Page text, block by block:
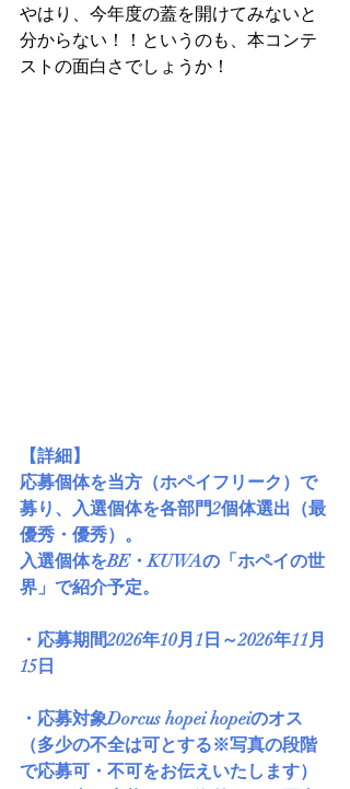
やはり、今年度の蓋を開けてみないと
分からない！！というのも、本コンテ
ストの面白さでしょうか！
【詳細】
応募個体を当方（ホペイフリーク）で
募り、入選個体を各部門2個体選出（最
優秀・優秀）。
入選個体をBE・KUWAの「ホペイの世
界」で紹介予定。
・応募期間2026年10月1日～2026年11月
15日
・応募対象Dorcus hopei hopeiのオス
（多少の不全は可とする※写真の段階
で応募可・不可をお伝えいたします）